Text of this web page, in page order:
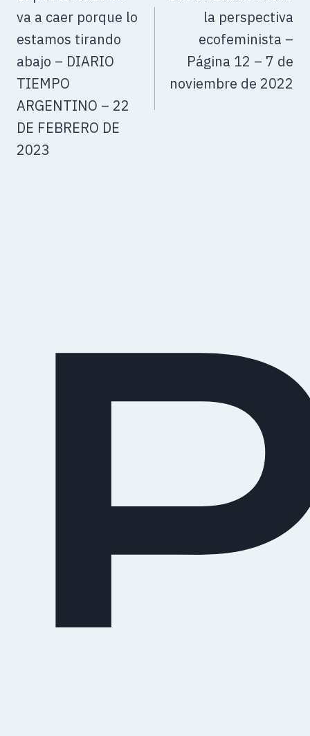
va a caer porque lo
estamos tirando
abajo – DIARIO
TIEMPO
ARGENTINO – 22
DE FEBRERO DE
2023
la perspectiva
ecofeminista –
Página 12 – 7 de
noviembre de 2022